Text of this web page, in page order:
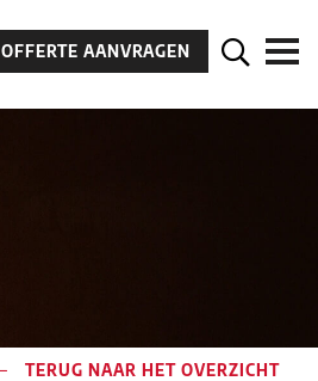
OFFERTE AANVRAGEN
TERUG NAAR HET OVERZICHT